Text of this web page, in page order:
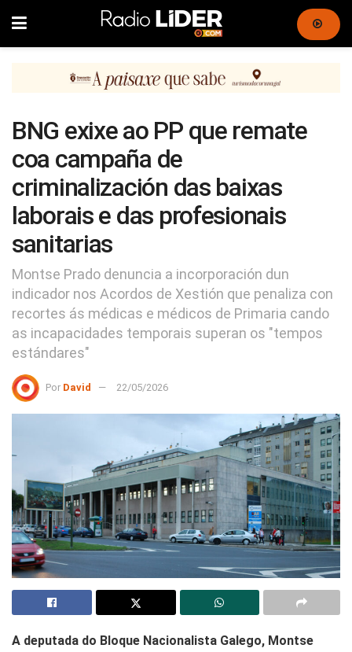
BNG exixe ao PP que remate
coa campaña de
criminalización das baixas
laborais e das profesionais
sanitarias
Montse Prado denuncia a incorporación dun
indicador nos Acordos de Xestión que penaliza con
recortes ás médicas e médicos de Primaria cando
as incapacidades temporais superan os "tempos
estándares"
Por David 22/05/2026
A deputada do Bloque Nacionalista Galego, Montse